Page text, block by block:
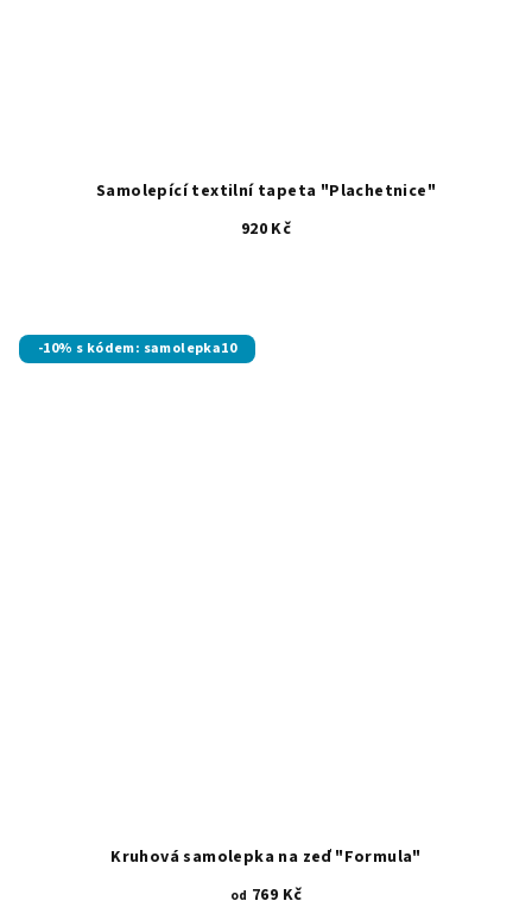
Samolepící textilní tapeta "Plachetnice"
920 Kč
-10% s kódem: samolepka10
Kruhová samolepka na zeď "Formula"
od 769 Kč